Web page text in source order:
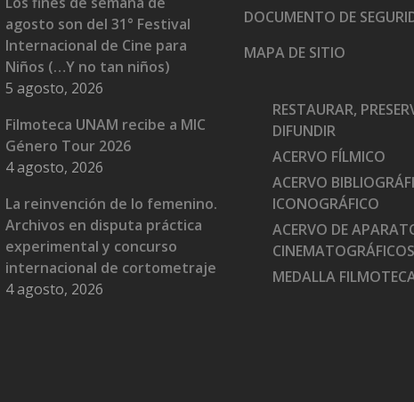
agosto son del 31° Festival
Internacional de Cine para
Niños (…Y no tan niños)
5 agosto, 2026
Filmoteca UNAM recibe a MIC
Género Tour 2026
4 agosto, 2026
La reinvención de lo femenino.
Archivos en disputa práctica
experimental y concurso
internacional de cortometraje
4 agosto, 2026
DOCUMENTO DE
MAPA DE SITIO
RESTAURAR,
DIFUNDIR
ACERVO FÍLMICO
ACERVO
ICONOGRÁFICO
ACERVO DE
CINEMATOGRÁFICOS
MEDALLA